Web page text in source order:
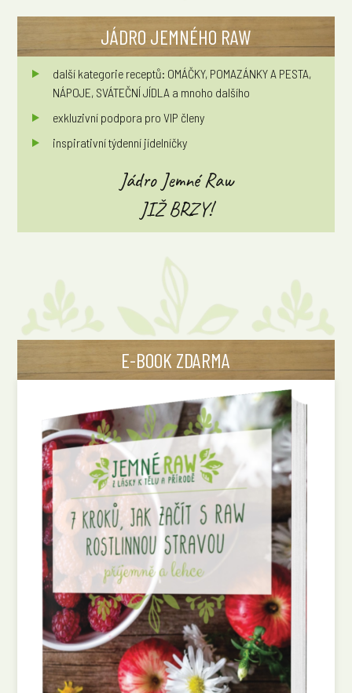
JÁDRO JEMNÉHO RAW
další kategorie receptů: OMÁČKY, POMAZÁNKY A PESTA,
NÁPOJE, SVÁTEČNÍ JÍDLA a mnoho dalšího
exkluzivní podpora pro VIP členy
inspirativní týdenní jídelníčky
Jádro Jemné Raw
JIŽ BRZY!
E-BOOK ZDARMA